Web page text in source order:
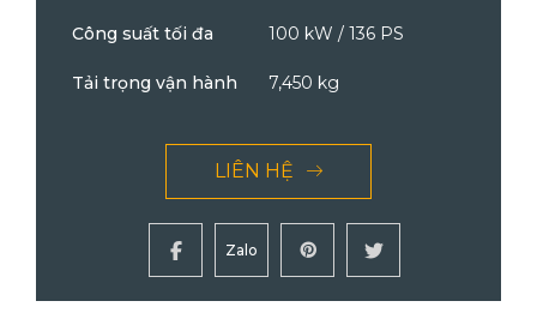
Công suất tối đa 100 kW / 136 PS
Tải trọng vận hành 7,450 kg
LIÊN HỆ
Zalo